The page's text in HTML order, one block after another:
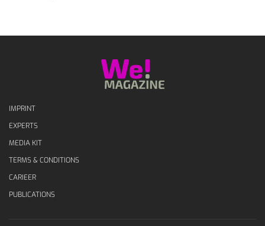
IMPRINT
EXPERTS
MEDIA KIT
TERMS & CONDITIONS
CARIEER
PUBLICATIONS